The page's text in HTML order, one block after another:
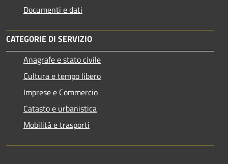
Documenti e dati
CATEGORIE DI SERVIZIO
Anagrafe e stato civile
Cultura e tempo libero
Imprese e Commercio
Catasto e urbanistica
Mobilità e trasporti